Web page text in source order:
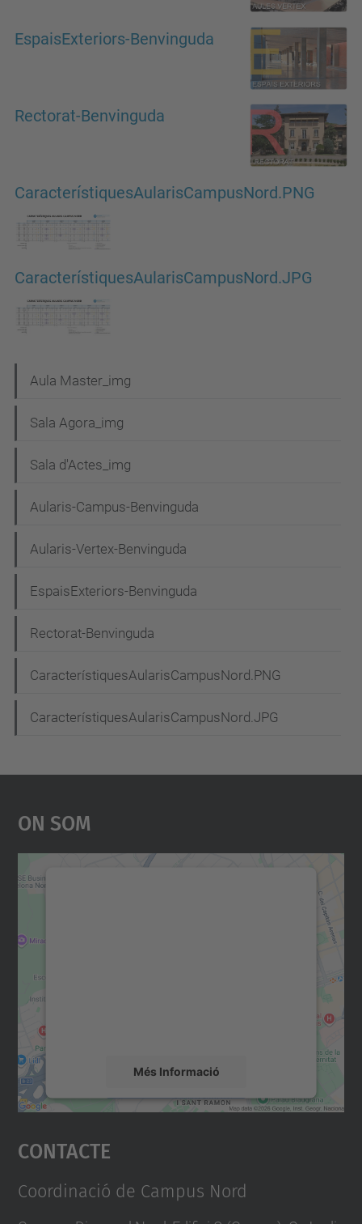
EspaisExteriors-Benvinguda
Rectorat-Benvinguda
CaracterístiquesAularisCampusNord.PNG
CaracterístiquesAularisCampusNord.JPG
a
v
g
a
i
ó
Aula Master_img
Sala Agora_img
Sala d'Actes_img
Aularis-Campus-Benvinguda
Aularis-Vertex-Benvinguda
EspaisExteriors-Benvinguda
Rectorat-Benvinguda
CaracterístiquesAularisCampusNord.PNG
CaracterístiquesAularisCampusNord.JPG
On Som
Més Informació
Accepta
powered by
Contacte
Coordinació de Campus Nord